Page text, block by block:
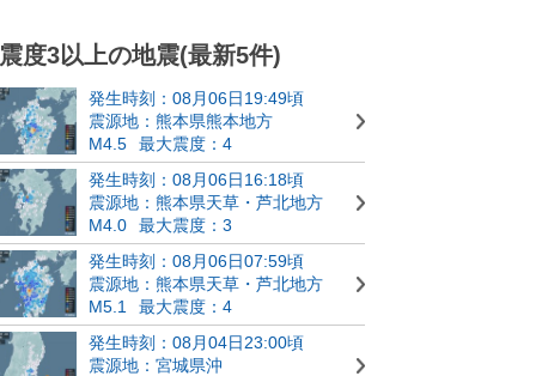
震度3以上の地震(最新5件)
発生時刻：08月06日19:49頃
震源地：熊本県熊本地方
M4.5
最大震度：4
発生時刻：08月06日16:18頃
震源地：熊本県天草・芦北地方
M4.0
最大震度：3
発生時刻：08月06日07:59頃
震源地：熊本県天草・芦北地方
M5.1
最大震度：4
発生時刻：08月04日23:00頃
震源地：宮城県沖